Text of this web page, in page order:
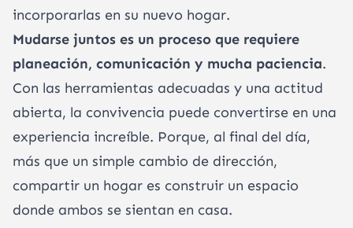
incorporarlas en su nuevo hogar.
Mudarse juntos es un proceso que requiere
planeación, comunicación y mucha paciencia.
Con las herramientas adecuadas y una actitud
abierta, la convivencia puede convertirse en una
experiencia increíble. Porque, al final del día,
más que un simple cambio de dirección,
compartir un hogar es construir un espacio
donde ambos se sientan en casa.